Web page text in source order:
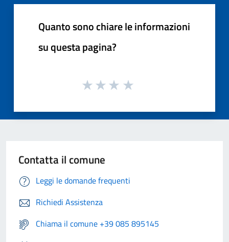
Quanto sono chiare le informazioni
su questa pagina?
Contatta il comune
Leggi le domande frequenti
Richiedi Assistenza
Chiama il comune +39 085 895145